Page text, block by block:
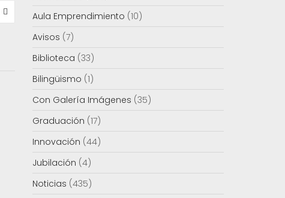
Aula Emprendimiento (10)
Avisos (7)
Biblioteca (33)
Bilingüismo (1)
Con Galería Imágenes (35)
Graduación (17)
Innovación (44)
Jubilación (4)
Noticias (435)